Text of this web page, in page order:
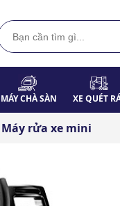
MÁY CHÀ SÀN XE QUÉT
Máy rửa xe mini